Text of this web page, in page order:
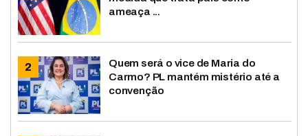
ameaça ...
Quem será o vice de Maria do
Carmo? PL mantém mistério até a
convenção